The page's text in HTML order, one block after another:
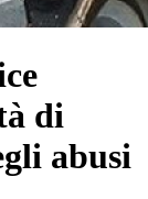
di
abusi